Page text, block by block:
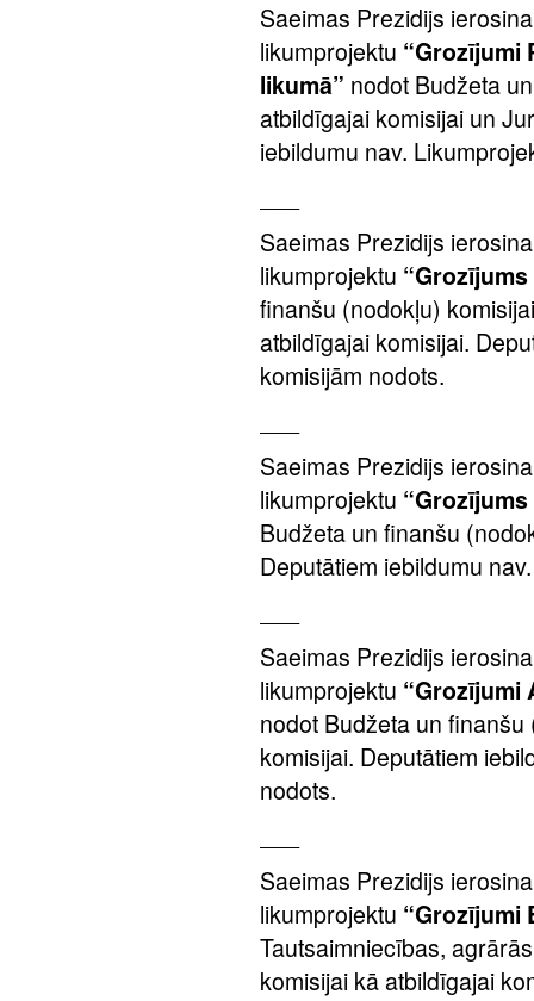
Saeimas Prezidijs
likumprojektu “Grozījumi
likumā” nodot Budžeta
atbildīgajai komisijai un
iebildumu nav.
Saeimas Prezidijs
likumprojektu
finanšu (nodokļu)
atbildīgajai komisijai.
komisijām nodots.
Saeimas Prezidijs
likumprojektu
Budžeta un finanšu
Deputātiem iebildumu
Saeimas Prezidijs
likumprojektu “Grozījumi
nodot Budžeta un
komisijai. Deputātiem
nodots.
Saeimas Prezidijs
likumprojektu “Grozījumi
Tautsaimniecības,
komisijai kā atbildīgajai